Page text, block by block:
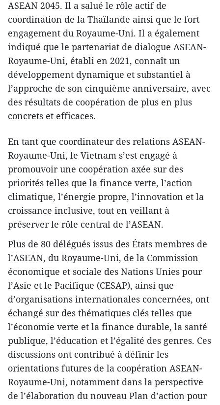
ASEAN 2045. Il a salué le rôle actif de
coordination de la Thaïlande ainsi que le fort
engagement du Royaume-Uni. Il a également
indiqué que le partenariat de dialogue ASEAN-
Royaume-Uni, établi en 2021, connaît un
développement dynamique et substantiel à
l’approche de son cinquième anniversaire, avec
des résultats de coopération de plus en plus
concrets et efficaces.
En tant que coordinateur des relations ASEAN-
Royaume-Uni, le Vietnam s’est engagé à
promouvoir une coopération axée sur des
priorités telles que la finance verte, l’action
climatique, l’énergie propre, l’innovation et la
croissance inclusive, tout en veillant à
préserver le rôle central de l’ASEAN.
Plus de 80 délégués issus des États membres de
l’ASEAN, du Royaume-Uni, de la Commission
économique et sociale des Nations Unies pour
l’Asie et le Pacifique (CESAP), ainsi que
d’organisations internationales concernées, ont
échangé sur des thématiques clés telles que
l’économie verte et la finance durable, la santé
publique, l’éducation et l’égalité des genres. Ces
discussions ont contribué à définir les
orientations futures de la coopération ASEAN-
Royaume-Uni, notamment dans la perspective
de l’élaboration du nouveau Plan d’action pour